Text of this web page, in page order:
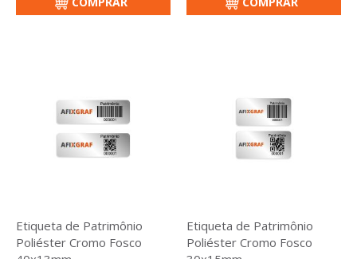
Etiqueta de Patrimônio
Poliéster Cromo Fosco
Etiqueta de Patrimônio
Poliéster Cromo Fosco